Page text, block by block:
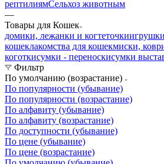
рептилиямСельхоз животным
—
Товары для Кошек
домики, лежанки и когтеточки
кошеклакомства для кошекмиски,
коготкисумки - переноскисумки
Фильтр
По умолчанию (возрастание)
По популярности (убывание)
По популярности (возрастание)
По алфавиту (убывание)
По алфавиту (возрастание)
По доступности (убывание)
По цене (убывание)
По цене (возрастание)